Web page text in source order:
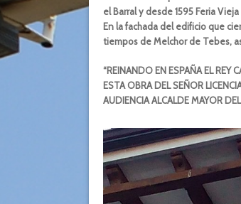
el Barral y desde 1595 Feria
En la fachada del edificio que
tiempos de Melchor de Tebes,
“REINANDO EN ESPAÑA EL REY
ESTA OBRA DEL SEÑOR
AUDIENCIA ALCALDE MAYOR